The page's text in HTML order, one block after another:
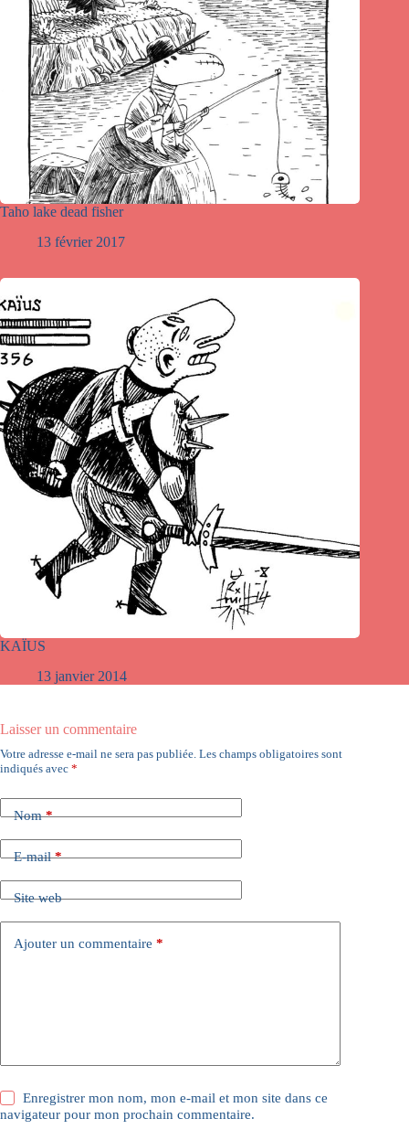
Taho lake dead fisher
13 février 2017
KAÏUS
13 janvier 2014
Laisser un commentaire
Votre adresse e-mail ne sera pas publiée. Les champs obligatoires sont
indiqués avec *
Nom*
E-mail*
Site web
Ajouter un commentaire *
Enregistrer mon nom, mon e-mail et mon site dans ce
navigateur pour mon prochain commentaire.